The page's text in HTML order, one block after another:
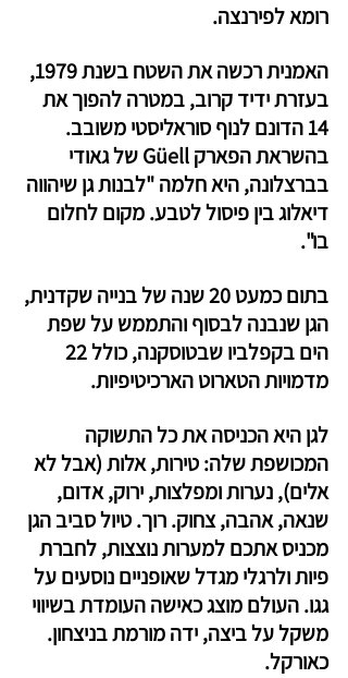
רומא לפירנצה.
האמנית רכשה את השטח בשנת 1979,
בעזרת ידיד קרוב, במטרה להפוך את
14 הדונם לנוף סוראליסטי משובב.
בהשראת הפארק Güell של גאודי
בברצלונה, היא חלמה "לבנות גן שיהווה
דיאלוג בין פיסול לטבע. מקום לחלום
בו".
בתום כמעט 20 שנה של בנייה שקדנית,
הגן שנבנה לבסוף והתממש על שפת
מדמויות הטארוט הארכיטיפיות.
לגן היא הכניסה את כל התשוקה
המכושפת שלה: טירות, אלות (אבל לא
אלים), נערות ומפלצות, ירוק, אדום,
שנאה, אהבה, צחוק. רוך. טיול סביב הגן
מכניס אתכם למערות נוצצות, לחברת
פיות ולרגלי מגדל שאופניים נוסעים על
גגו. העולם מוצג כאישה העומדת בשיווי
משקל על ביצה, ידה מורמת בניצחון.
כאורקל.